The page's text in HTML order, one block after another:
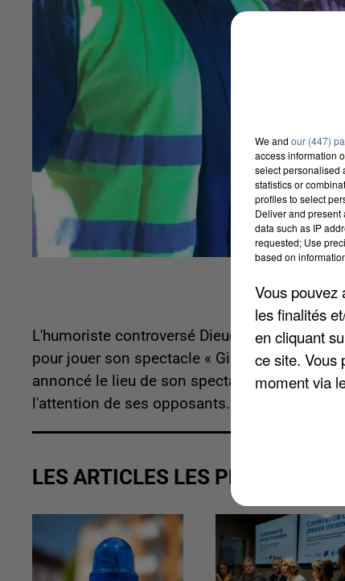
L'humoriste controversé Dieudonné attendu
pour jouer son spectacle « Gilets jaunes »
annoncé le lieu de son spectacle. Un lieu qui
l'attention de ses opposants. Les deux
LES ARTICLES LES PLUS VUS
We and our (447)
access information
select personalised
statistics or
profiles to select
Deliver and present
data such as IP
requested; Use
based on
Vous pouvez
les finalités
en cliquant
ce site. Vous
moment via